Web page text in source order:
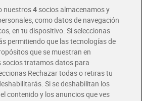
superiores a 100€
o Uber Eats
nuestros4socios almacenamos y
como datos de navegación
en tu dispositivo. Si seleccionas
permitiendo que las tecnologías de
que se muestran en
socios tratamos datos para
Rechazar todas o retiras tu
Si se deshabilitan los
contenido y los anuncios que ves